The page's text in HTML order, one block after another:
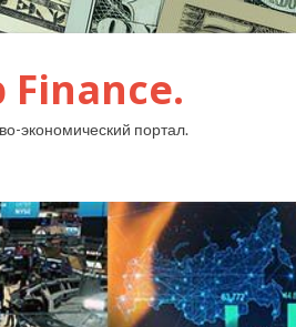
Finance.
экономический портал.